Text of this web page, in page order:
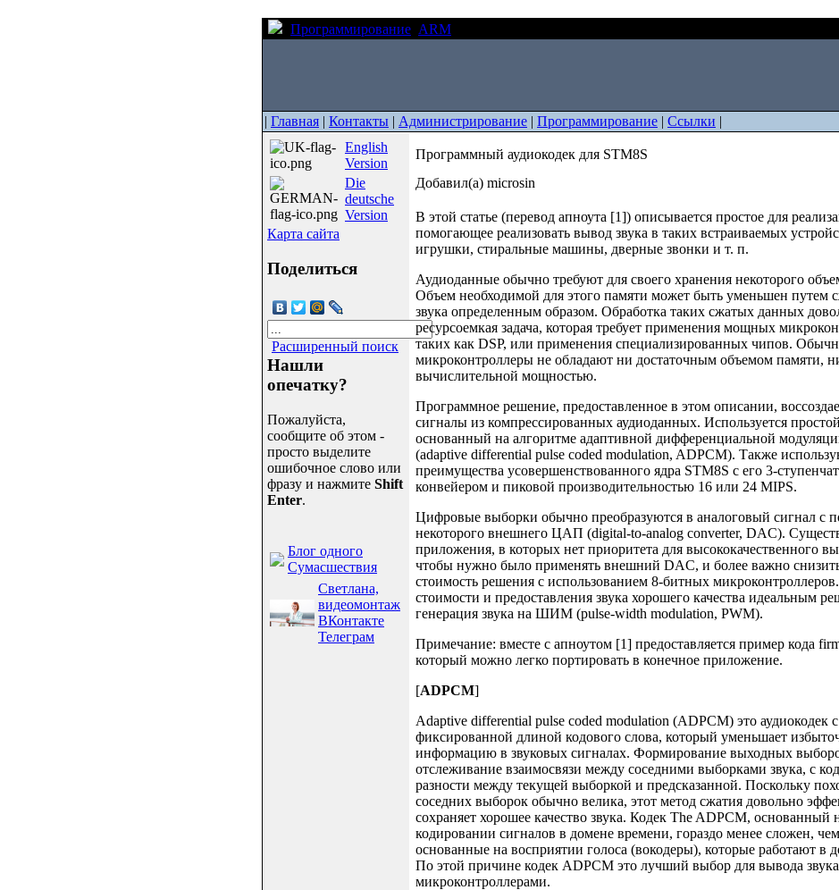
Программирование ARM
| Главная | Контакты | Администрирование | Программирование | Ссылки |
English
Version
Die
deutsche
Version
Карта сайта
Поделиться
Расширенный поиск
Нашли
опечатку?
Пожалуйста,
сообщите об этом -
просто выделите
ошибочное слово или
фразу и нажмите Shift
Enter.
Блог одного
Сумасшествия
Светлана,
видеомонтаж
ВКонтакте
Телеграм
Программный аудиокодек для STM8S
Добавил(а) microsin
В этой статье (перевод апноута [1]) описывается простое для
помогающее реализовать вывод звука в таких встраиваемых
игрушки, стиральные машины, дверные звонки и т. п.
Аудиоданные обычно требуют для своего хранения некоторого
Объем необходимой для этого памяти может быть уменьшен путем
звука определенным образом. Обработка таких сжатых данных
ресурсоемкая задача, которая требует применения мощных
таких как DSP, или применения специализированных чипов.
микроконтроллеры не обладают ни достаточным объемом памяти,
вычислительной мощностью.
Программное решение, предоставленное в этом описании,
сигналы из компрессированных аудиоданных. Используется
основанный на алгоритме адаптивной дифференциальной
(adaptive differential pulse coded modulation, ADPCM). Также
преимущества усовершенствованного ядра STM8S с его 3-
конвейером и пиковой производительностью 16 или 24 MIPS.
Цифровые выборки обычно преобразуются в аналоговый сигнал с
некоторого внешнего ЦАП (digital-to-analog converter, DAC).
приложения, в которых нет приоритета для высококачественного
чтобы нужно было применять внешний DAC, и более важно
стоимость решения с использованием 8-битных
стоимости и предоставления звука хорошего качества идеальным
генерация звука на ШИМ (pulse-width modulation, PWM).
Примечание: вместе с апноутом [1] предоставляется пример кода
который можно легко портировать в конечное приложение.
[ADPCM]
Adaptive differential pulse coded modulation (ADPCM) это аудиокодек с
фиксированной длиной кодового слова, который уменьшает
информацию в звуковых сигналах. Формирование выходных
отслеживание взаимосвязи между соседними выборками звука, с
разности между текущей выборкой и предсказанной. Поскольку
соседних выборок обычно велика, этот метод сжатия довольно
сохраняет хорошее качество звука. Кодек The ADPCM, основанный
кодировании сигналов в домене времени, гораздо менее сложен,
основанные на восприятии голоса (вокодеры), которые работают в
По этой причине кодек ADPCM это лучший выбор для вывода
микроконтроллерами.